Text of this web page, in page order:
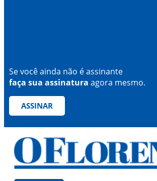
Se você ainda não é assinante
faça sua assinatura agora mesmo.
ASSINAR